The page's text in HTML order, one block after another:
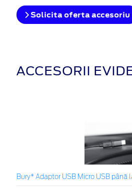
Solicita oferta accesoriu
ACCESORII
Bury* Adaptor USB Micro USB până